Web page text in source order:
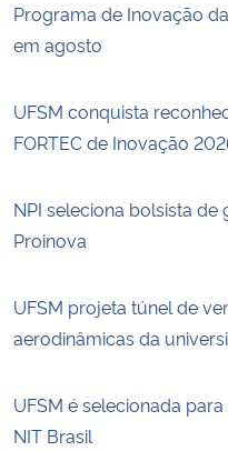
Programa de Inovação
em agosto
UFSM conquista
FORTEC de Inovação
NPI seleciona bolsista
Proinova
UFSM projeta túnel de
aerodinâmicas da
UFSM é selecionada
NIT Brasil